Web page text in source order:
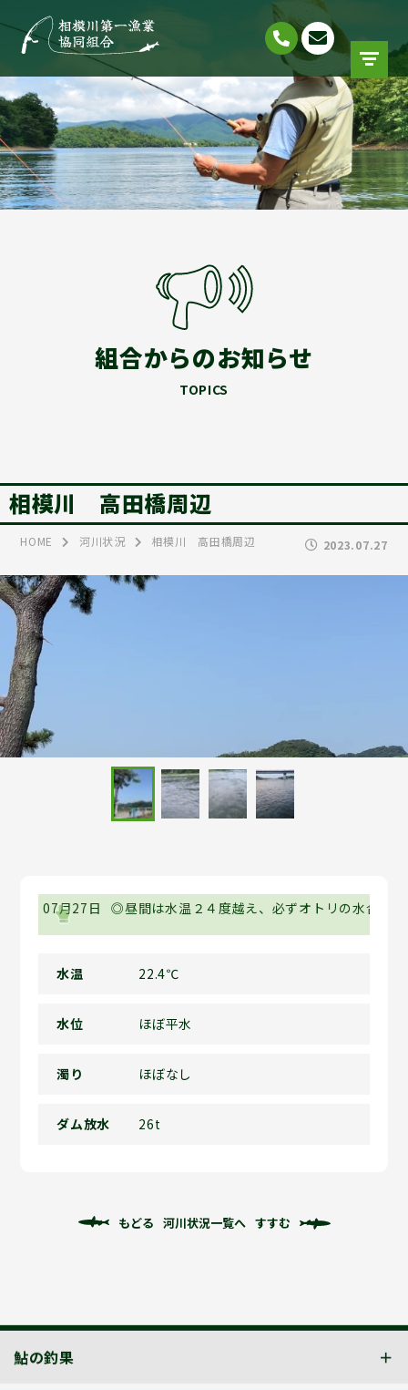
組合からのお知らせ
TOPICS
相模川 高田橋周辺
HOME 河川状況 相模川 高田橋周辺 2023.07.27
07月27日 ◎昼間は水温２４度越え、必ずオトリの水合わ
水温 22.4℃
水位 ほぼ平水
濁り ほぼなし
ダム放水 26t
もどる 河川状況一覧へ すすむ
鮎の釣果